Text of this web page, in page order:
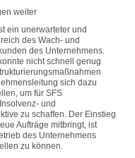
weiter
ein unerwarteter und
des Wach- und
des Unternehmens.
nicht schnell genug
sich dazu
um für SFS
und
zu schaffen. Der Einstieg
Aufträge mitbringt, ist
des Unternehmens
zu können.